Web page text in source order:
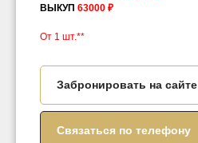
ВЫКУП 63000 ₽
От 1 шт.**
Забронировать на сайте
Связаться по телефону